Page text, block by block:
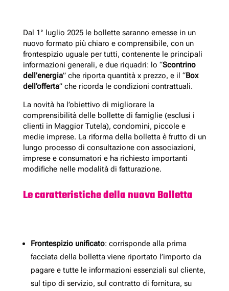
Dal 1° luglio 2025 le bollette saranno emesse in un
nuovo formato più chiaro e comprensibile, con un
frontespizio uguale per tutti, contenente le principali
informazioni generali, e due riquadri: lo “Scontrino
dell’energia” che riporta quantità x prezzo, e il “Box
dell’offerta” che ricorda le condizioni contrattuali.
La novità ha l’obiettivo di migliorare la
comprensibilità delle bollette di famiglie (esclusi i
clienti in Maggior Tutela), condomini, piccole e
medie imprese. La riforma della bolletta è frutto di un
lungo processo di consultazione con associazioni,
imprese e consumatori e ha richiesto importanti
modifiche nelle modalità di fatturazione.
Le caratteristiche della nuova Bolletta
Frontespizio unificato: corrisponde alla prima
facciata della bolletta viene riportato l’importo da
pagare e tutte le informazioni essenziali sul cliente,
sul tipo di servizio, sul contratto di fornitura, su